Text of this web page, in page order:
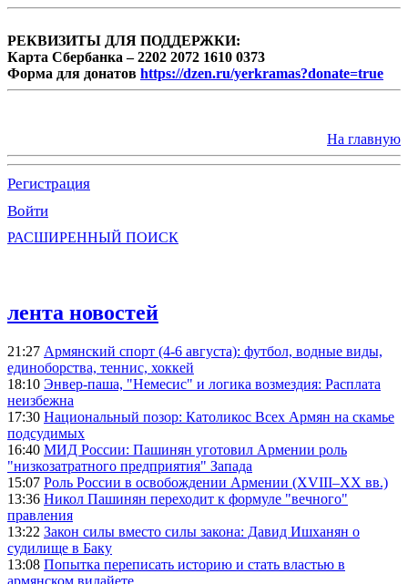
РЕКВИЗИТЫ ДЛЯ ПОДДЕРЖКИ:
Карта Сбербанка – 2202 2072 1610 0373
Форма для донатов https://dzen.ru/yerkramas?donate=true
На главную
Регистрация
Войти
РАСШИРЕННЫЙ ПОИСК
лента новостей
21:27 Армянский спорт (4-6 августа): футбол, водные виды,
единоборства, теннис, хоккей
18:10 Энвер-паша, "Немесис" и логика возмездия: Расплата
неизбежна
17:30 Национальный позор: Католикос Всех Армян на скамье
подсудимых
16:40 МИД России: Пашинян уготовил Армении роль
"низкозатратного предприятия" Запада
15:07 Роль России в освобождении Армении (XVIII–XX вв.)
13:36 Никол Пашинян переходит к формуле "вечного"
правления
13:22 Закон силы вместо силы закона: Давид Ишханян о
судилище в Баку
13:08 Попытка переписать историю и стать властью в
армянском вилайете